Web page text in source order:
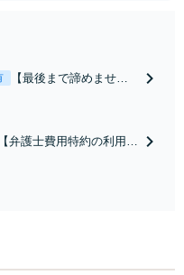
【最後まで諦めませ
合意してしまう前にご
【弁護士費用特約の利用＆
損をしてしまうかもしれ